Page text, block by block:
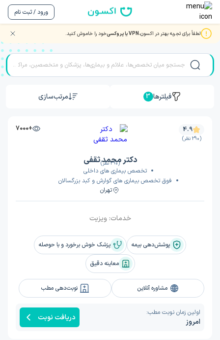
ورود / ثبت نام
لطفاً برای تجربه بهتر در اکسون،VPN یا پروکسی خود را خاموش کنید.
نوبت دهی بهترین دکتر و متخصصان گوارش و کبد در تهران
فیلترها 3 مرتب‌سازی
(290 نظر)
+7000 4.9
(290 نظر)
دکتر محمد ثقفی
تخصص بیماری های داخلی
فوق تخصص بیماری های گوارش و کبد بزرگسالان
تهران
خدمات:ویزیت
پوشش‌دهی بیمه پزشک خوش برخورد و با حوصله
معاینه دقیق
مشاوره آنلاین نوبت‌دهی مطب
اولین زمان نوبت مطب:
امروز دریافت نوبت